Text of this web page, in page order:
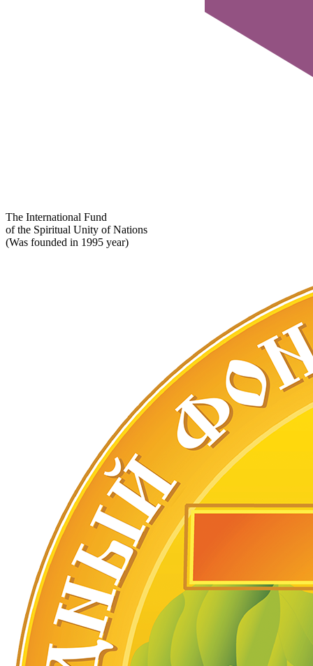
The International Fund
of the Spiritual Unity of Nations
(Was founded in 1995 year)